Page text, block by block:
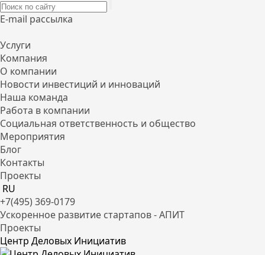
E-mail рассылка
Услуги
Компания
О компании
Новости инвестиций и инноваций
Наша команда
Работа в компании
Социальная ответственность и общество
Мероприятия
Блог
Контакты
Проекты
RU
+7(495) 369-0179
Ускоренное развитие стартапов - АПИТ
Проекты
Центр Деловых Инициатив